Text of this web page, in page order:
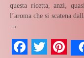
questa ricetta, anzi,
l’aroma che si scatena
→